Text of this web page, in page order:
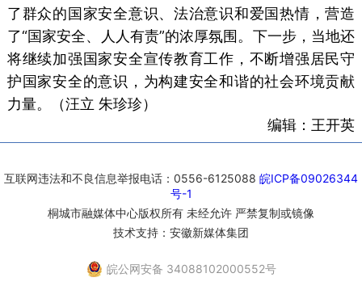
了群众的国家安全意识、法治意识和爱国热情，营造
了“国家安全、人人有责”的浓厚氛围。下一步，当地还
将继续加强国家安全宣传教育工作，不断增强居民守
护国家安全的意识，为构建安全和谐的社会环境贡献
力量。（汪立 朱珍珍）
编辑：王开英
互联网违法和不良信息举报电话：0556-6125088 皖ICP备09026344
号-1
桐城市融媒体中心版权所有 未经允许 严禁复制或镜像
技术支持：安徽新媒体集团
皖公网安备 34088102000552号